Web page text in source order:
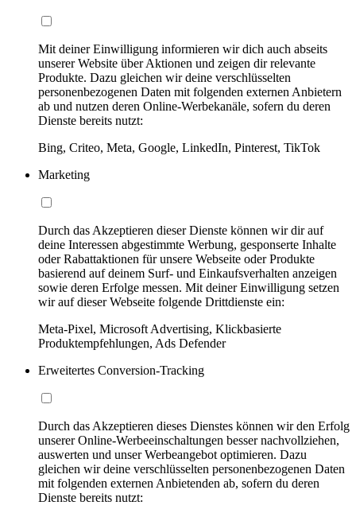
Mit deiner Einwilligung informieren wir dich auch abseits
unserer Website über Aktionen und zeigen dir relevante
Produkte. Dazu gleichen wir deine verschlüsselten
personenbezogenen Daten mit folgenden externen Anbietern
ab und nutzen deren Online-Werbekanäle, sofern du deren
Dienste bereits nutzt:
Bing, Criteo, Meta, Google, LinkedIn, Pinterest, TikTok
Marketing
Durch das Akzeptieren dieser Dienste können wir dir auf
deine Interessen abgestimmte Werbung, gesponserte Inhalte
oder Rabattaktionen für unsere Webseite oder Produkte
basierend auf deinem Surf- und Einkaufsverhalten anzeigen
sowie deren Erfolge messen. Mit deiner Einwilligung setzen
wir auf dieser Webseite folgende Drittdienste ein:
Meta-Pixel, Microsoft Advertising, Klickbasierte
Produktempfehlungen, Ads Defender
Erweitertes Conversion-Tracking
Durch das Akzeptieren dieses Dienstes können wir den Erfolg
unserer Online-Werbeeinschaltungen besser nachvollziehen,
auswerten und unser Werbeangebot optimieren. Dazu
gleichen wir deine verschlüsselten personenbezogenen Daten
mit folgenden externen Anbietenden ab, sofern du deren
Dienste bereits nutzt: